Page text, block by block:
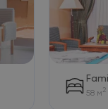
Club Aqua Park
24 км.
Шарм-эш-Шейх
58 м 2